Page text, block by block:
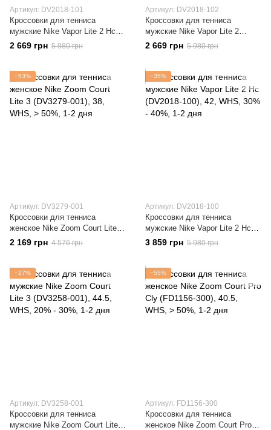
Артикул: DV2018-101
Кроссовки для тенниса
мужские Nike Vapor Lite 2 Hc
(DV2018-101)
2 669 грн 5 980 грн
Артикул: DV2018-102
Кроссовки для тенниса
мужские Nike Vapor Lite 2
(DV2018-102)
2 669 грн 5 980 грн
−53%
Артикул: DV3279-001
Кроссовки для тенниса
женское Nike Zoom Court Lite 3
(DV3279-001)
2 169 грн 4 576 грн
−35%
Артикул: DV2018-100
Кроссовки для тенниса
мужские Nike Vapor Lite 2 Hc
(DV2018-100)
3 859 грн 5 980 грн
−27%
Артикул: DV3258-001
Кроссовки для тенниса
мужские Nike Zoom Court Lite 3
−55%
Артикул: FD1156-300
Кроссовки для тенниса
женское Nike Zoom Court Pro